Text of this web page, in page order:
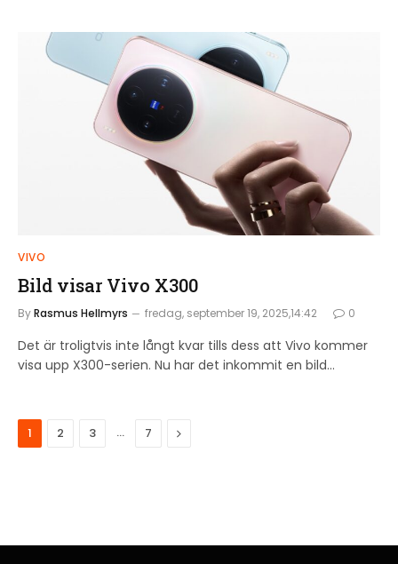
VIVO
Bild visar Vivo X300
ByRasmus Hellmyrs fredag, september 19, 2025,14:42 0
Det är troligtvis inte långt kvar tills dess att Vivo kommer
visa upp X300-serien. Nu har det inkommit en bild…
1 2 3 … 7 Next